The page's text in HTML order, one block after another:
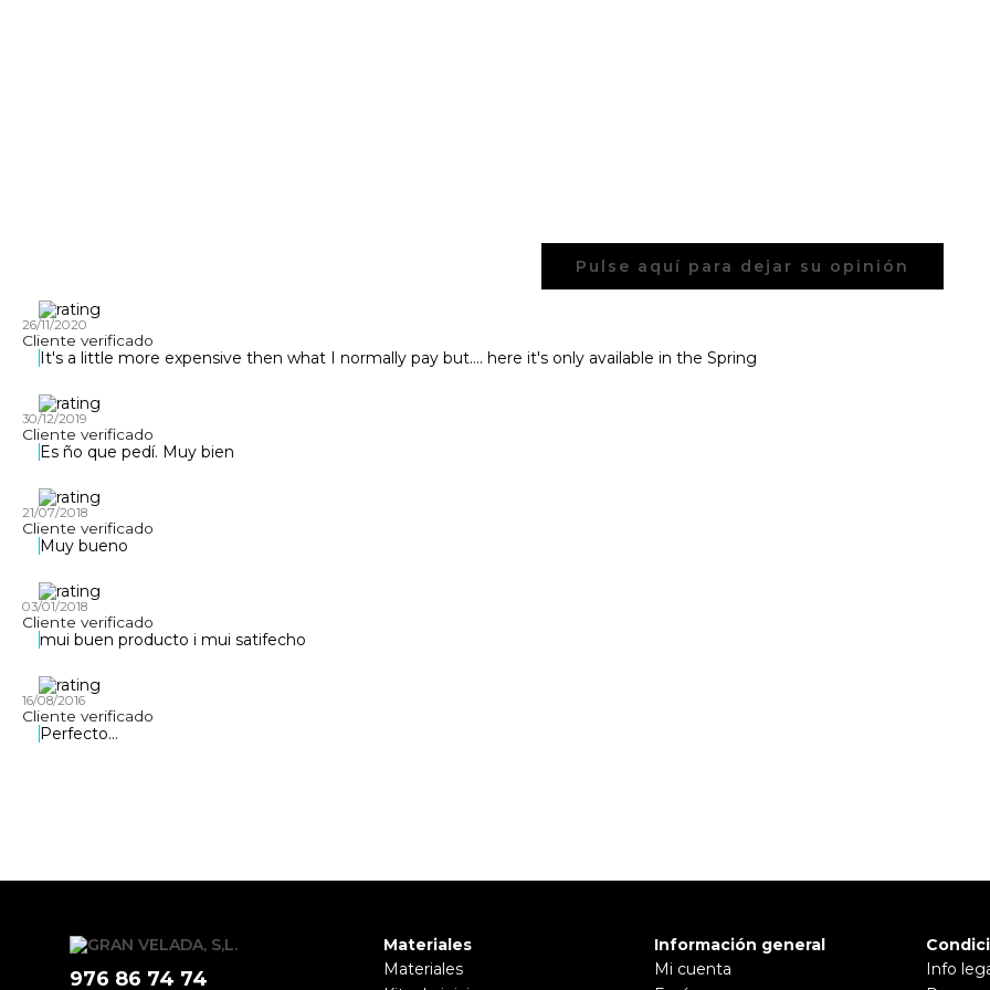
Pulse aquí para dejar su opinión
26/11/2020
Cliente verificado
It's a little more expensive then what I normally pay but.... here it's only available in the Spring
30/12/2019
Cliente verificado
Es ño que pedí. Muy bien
21/07/2018
Cliente verificado
Muy bueno
03/01/2018
Cliente verificado
mui buen producto i mui satifecho
16/08/2016
Cliente verificado
Perfecto...
976 86 74 74
Materiales
Materiales
Información general
Mi cuenta
Info